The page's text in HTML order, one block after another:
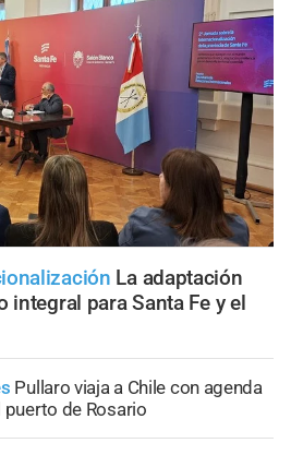
La adaptación
para Santa Fe y el
Pullaro viaja a Chile con agenda
de Rosario